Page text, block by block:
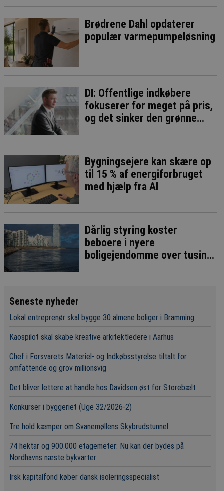
Brødrene Dahl opdaterer
populær varmepumpeløsning
DI: Offentlige indkøbere
fokuserer for meget på pris,
og det sinker den grønne
Bygningsejere kan skære op
til 15 % af energiforbruget
med hjælp fra AI
Dårlig styring koster
beboere i nyere
boligejendomme over tusind
Seneste nyheder
Lokal entreprenør skal bygge 30 almene boliger i Bramming
Kaospilot skal skabe kreative arkitektledere i Aarhus
Chef i Forsvarets Materiel- og Indkøbsstyrelse tiltalt for
omfattende og grov millionsvig
Det bliver lettere at handle hos Davidsen øst for Storebælt
Konkurser i byggeriet (Uge 32/2026-2)
Tre hold kæmper om Svanemøllens Skybrudstunnel
74 hektar og 900.000 etagemeter: Nu kan der bydes på
Nordhavns næste bykvarter
Irsk kapitalfond køber dansk isoleringsspecialist